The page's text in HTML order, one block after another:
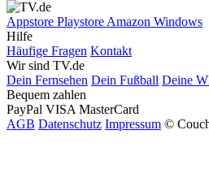
Appstore Playstore Amazon Windows
Hilfe
Häufige Fragen Kontakt
Wir sind TV.de
Dein Fernsehen Dein Fußball Deine
Bequem zahlen
PayPal VISA MasterCard
AGB Datenschutz Impressum ©